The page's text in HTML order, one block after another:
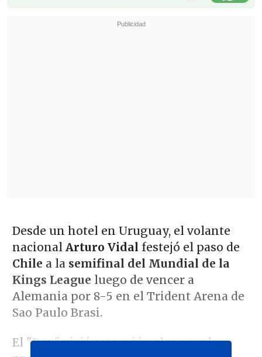
Desde un hotel en Uruguay, el volante
nacional Arturo Vidal festejó el paso de
Chile a la semifinal del Mundial de la
Kings League luego de vencer a
Alemania por 8-5 en el Trident Arena de
Sao Paulo Brasi.
El "Rey" viajó este miércoles para la